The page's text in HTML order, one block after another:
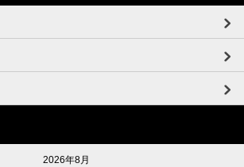
2026年8月